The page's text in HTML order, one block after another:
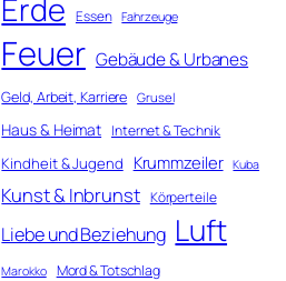
Erde Essen Fahrzeuge
Feuer Gebäude & Urbanes
Geld, Arbeit, Karriere Grusel
Haus & Heimat Internet & Technik
Kindheit & Jugend Krummzeiler Kuba
Kunst & Inbrunst Körperteile
Liebe und Beziehung Luft
Marokko Mord & Totschlag